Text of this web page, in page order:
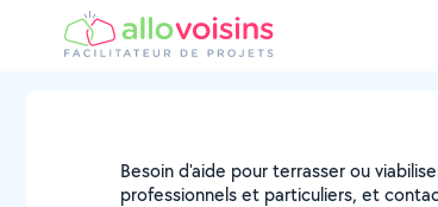
Besoin d'aide pour terrasser ou
professionnels et particuliers, et